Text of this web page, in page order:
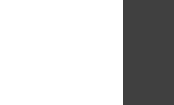
respektieren,